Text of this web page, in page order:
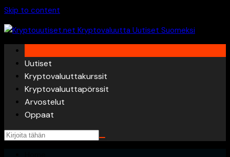
Skip to content
Uutiset
Kryptovaluuttakurssit
Kryptovaluuttapörssit
Arvostelut
Oppaat